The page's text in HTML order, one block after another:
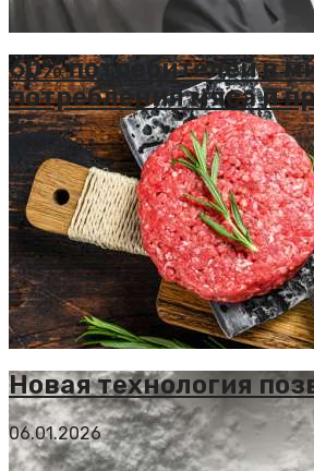
60% потребителей в
потребления мяса и
31.10.2024
Новая технология
06.01.2026